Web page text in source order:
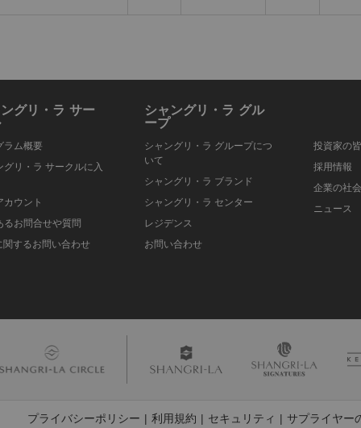
グリ・ラ サー
ラム概要
グリ・ラ サークルに入
カウント
るお問合せや質問
関するお問い合わせ
シャングリ・ラ グル
ープ
シャングリ・ラ グループにつ
いて
シャングリ・ラ ブランド
シャングリ・ラ センター
レジデンス
お問い合わせ
投資家の
採用情報
企業の社
ニュース
プライバシーポリシー 利用規約 セキュリティ サプライヤー